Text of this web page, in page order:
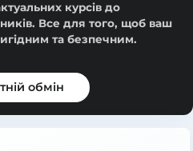
курсів до
Все для того, щоб ваш
та безпечним.
обмін